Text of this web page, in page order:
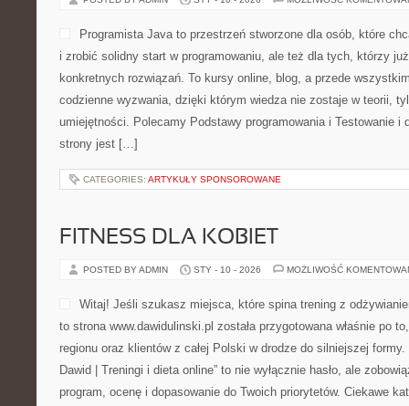
Programista Java to przestrzeń stworzone dla osób, które
i zrobić solidny start w programowaniu, ale też dla tych, którzy
konkretnych rozwiązań. To kursy online, blog, a przede
codzienne wyzwania, dzięki którym wiedza nie zostaje w teorii,
umiejętności. Polecamy Podstawy programowania i Testowanie i
strony jest […]
CATEGORIES: ARTYKUŁY SPONSOROWANE
FITNESS DLA KOBIET
POSTED BY ADMIN STY - 10 - 2026 MOŻLIWOŚĆ
Witaj! Jeśli szukasz miejsca, które spina trening z
to strona www.dawidulinski.pl została przygotowana właśnie po
regionu oraz klientów z całej Polski w drodze do silniejszej formy.
Dawid | Treningi i dieta online” to nie wyłącznie hasło, ale
program, ocenę i dopasowanie do Twoich priorytetów. Ciekawe